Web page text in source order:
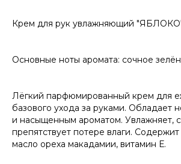
Крем для рук увлажняющий
Основные ноты аромата: сочное
Лёгкий парфюмированный крем для
базового ухода за руками. Обладает
и насыщенным ароматом. Увлажняет,
препятствует потере влаги.
масло ореха макадамии, витамин Е.